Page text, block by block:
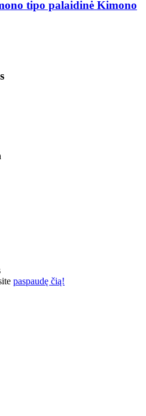
tipo palaidinė Kimono
paspaudę čią!